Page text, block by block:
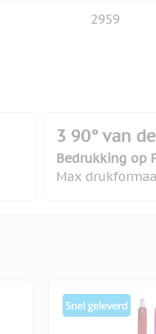
2959
3 90° van
Bedrukking op
Max